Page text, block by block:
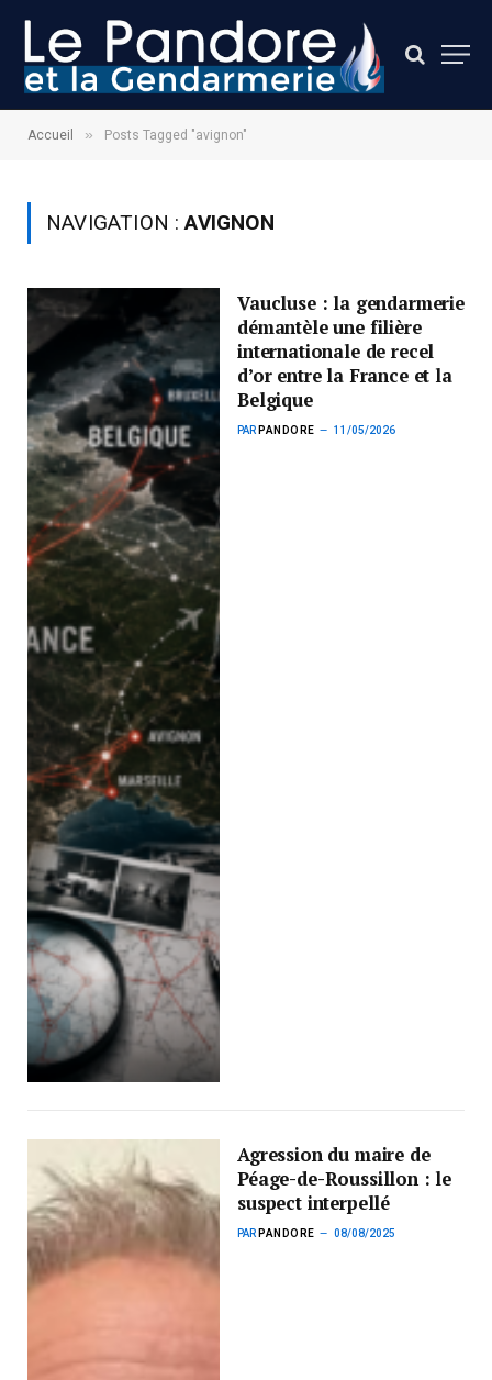
Accueil » Posts Tagged "avignon"
NAVIGATION :AVIGNON
Vaucluse : la gendarmerie
démantèle une filière
internationale de recel
d’or entre la France et la
Belgique
PAR PANDORE 11/05/2026
Agression du maire de
Péage-de-Roussillon : le
suspect interpellé
PAR PANDORE 08/08/2025